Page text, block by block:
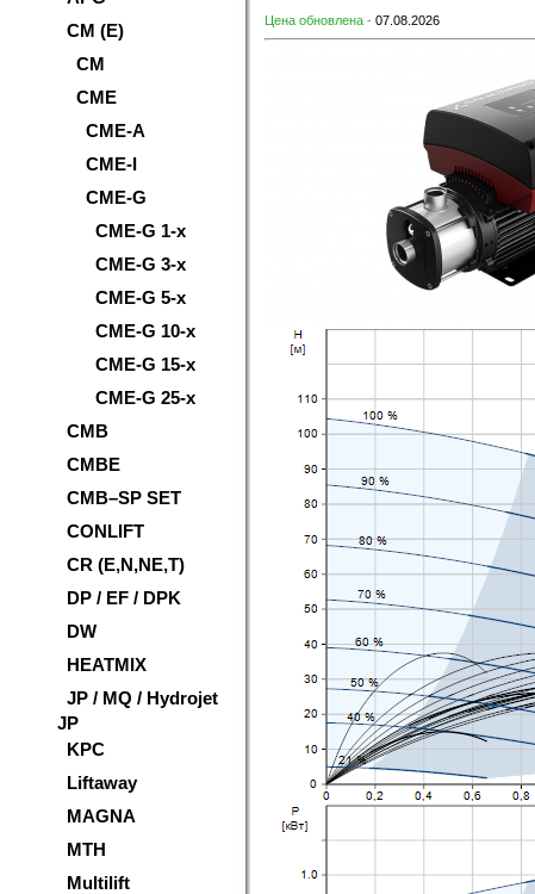
CM (E)
CM
CME
CME-A
CME-I
CME-G
CME-G 1-x
CME-G 3-x
CME-G 5-x
CME-G 10-x
CME-G 15-x
CME-G 25-x
CMB
CMBE
CMB–SP SET
CONLIFT
CR (E,N,NE,T)
DP / EF / DPK
DW
HEATMIX
JP / MQ / Hydrojet
JP
KPC
Liftaway
MAGNA
MTH
Multilift
Цена обновлена - 07.08.2026